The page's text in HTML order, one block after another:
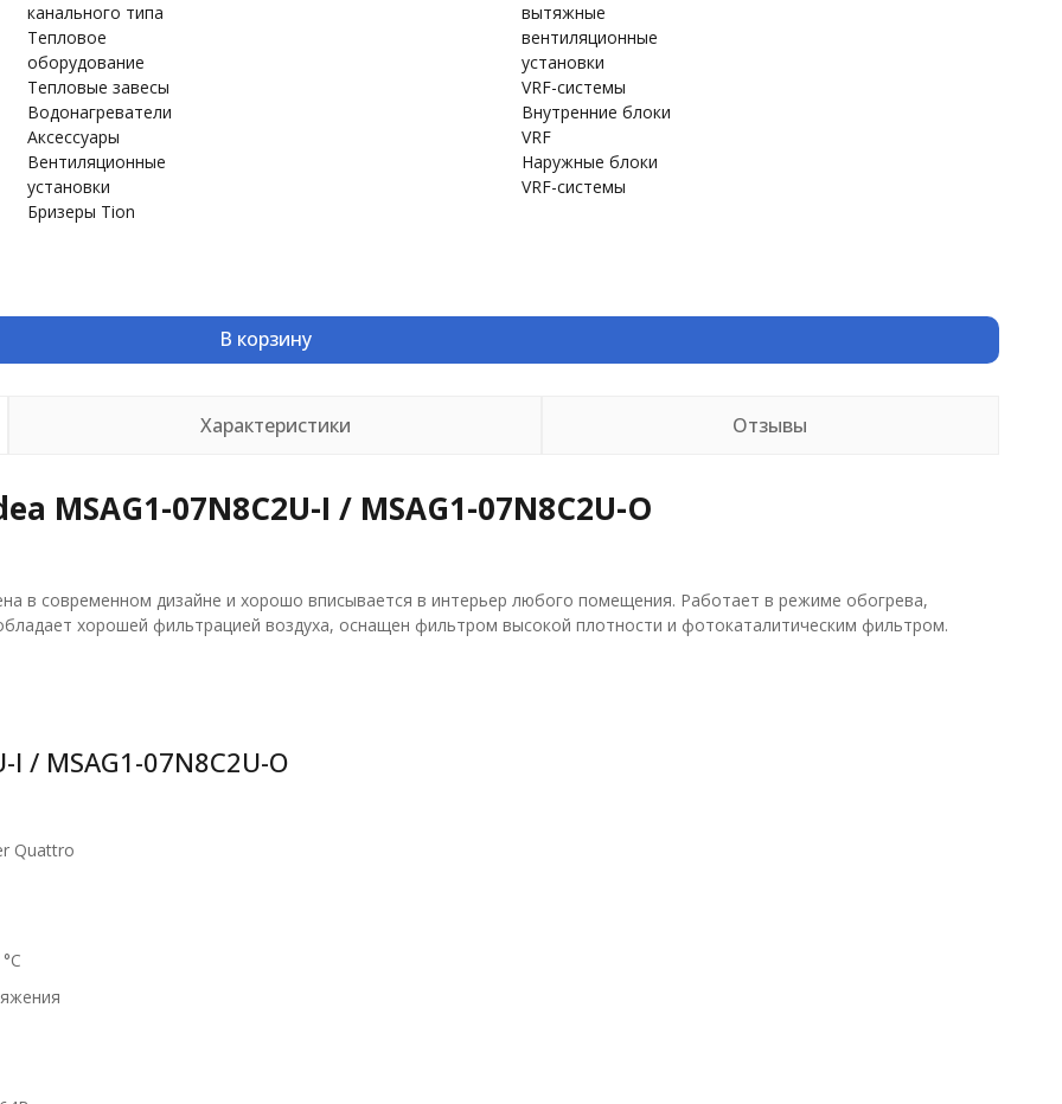
канального типа
Тепловое
оборудование
Тепловые завесы
Водонагреватели
Аксессуары
Вентиляционные
установки
Бризеры Tion
вытяжные
вентиляционные
установки
VRF-системы
Внутренние блоки
VRF
Наружные блоки
VRF-системы
В корзину
Характеристики Отзывы
MSAG1-07N8C2U-I / MSAG1-07N8C2U-O
в современном дизайне и хорошо вписывается в интерьер любого помещения. Работает в режиме обогрева,
хорошей фильтрацией воздуха, оснащен фильтром высокой плотности и фотокаталитическим фильтром.
/ MSAG1-07N8C2U-O
Quattro